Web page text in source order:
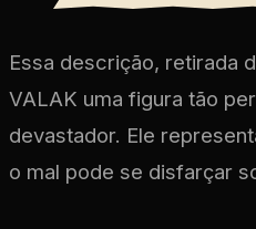
Essa descrição, retirada
VALAK uma figura tão
devastador. Ele
o mal pode se disfarçar